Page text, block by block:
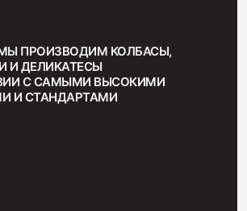
МЫ ПРОИЗВОДИМ КОЛБАСЫ,
И ДЕЛИКАТЕСЫ
С САМЫМИ ВЫСОКИМИ
И СТАНДАРТАМИ